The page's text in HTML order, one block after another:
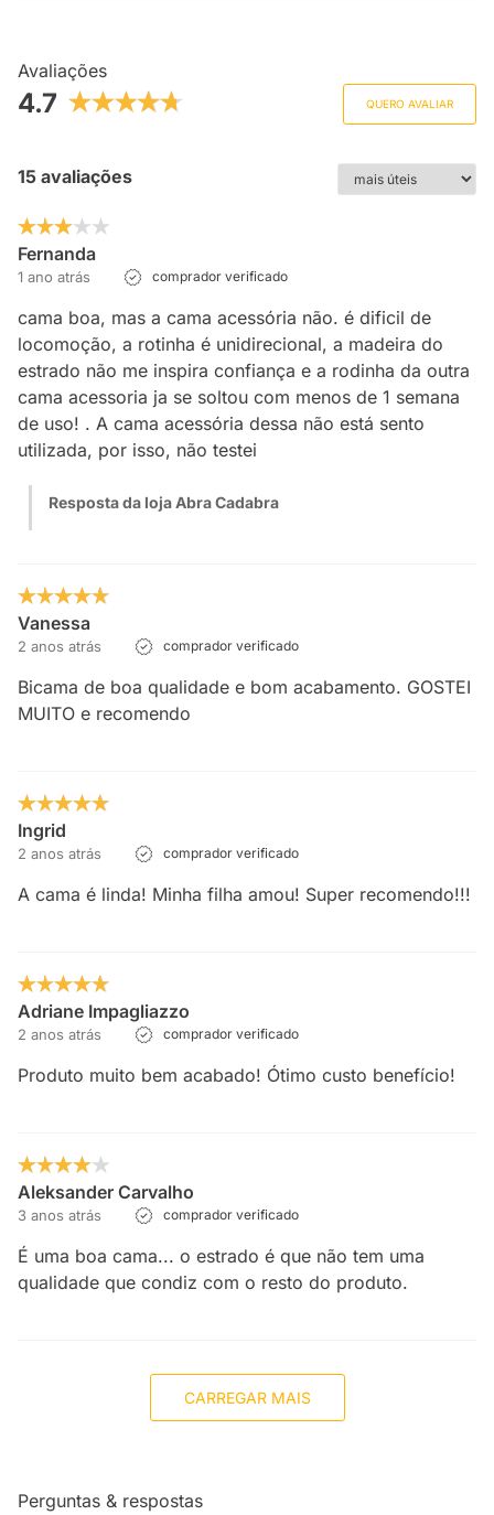
Avaliações
4.7 QUERO AVALIAR
15 avaliações
Fernanda
1 ano atrás comprador verificado
cama boa, mas a cama acessória não. é dificil de
locomoção, a rotinha é unidirecional, a madeira do
estrado não me inspira confiança e a rodinha da outra
cama acessoria ja se soltou com menos de 1 semana
de uso! . A cama acessória dessa não está sento
utilizada, por isso, não testei
Resposta da loja Abra Cadabra
Vanessa
2 anos atrás comprador verificado
Bicama de boa qualidade e bom acabamento. GOSTEI
MUITO e recomendo
Ingrid
2 anos atrás comprador verificado
A cama é linda! Minha filha amou! Super recomendo!!!
Adriane Impagliazzo
2 anos atrás comprador verificado
Produto muito bem acabado! Ótimo custo benefício!
Aleksander Carvalho
3 anos atrás comprador verificado
É uma boa cama... o estrado é que não tem uma
qualidade que condiz com o resto do produto.
CARREGAR MAIS
Perguntas & respostas